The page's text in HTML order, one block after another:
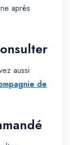
après
aussi
de